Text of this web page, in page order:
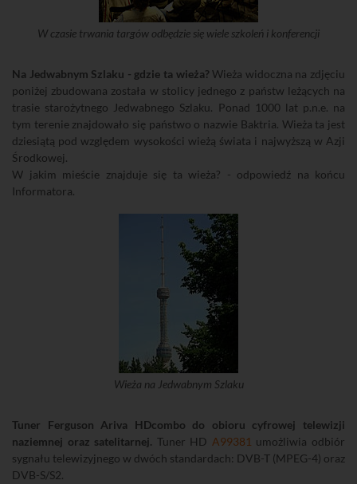
W czasie trwania targów odbędzie się wiele szkoleń i konferencji
Na Jedwabnym Szlaku - gdzie ta wieża? Wieża widoczna na zdjęciu
poniżej zbudowana została w stolicy jednego z państw leżących na
trasie starożytnego Jedwabnego Szlaku. Ponad 1000 lat p.n.e. na
tym terenie znajdowało się państwo o nazwie Baktria. Wieża ta jest
dziesiątą pod względem wysokości wieżą świata i najwyższą w Azji
Środkowej.
W jakim mieście znajduje się ta wieża? - odpowiedź na końcu
Informatora.
Wieża na Jedwabnym Szlaku
Tuner Ferguson Ariva HDcombo do obioru cyfrowej telewizji
naziemnej oraz satelitarnej. Tuner HD A99381 umożliwia odbiór
sygnału telewizyjnego w dwóch standardach: DVB-T (MPEG-4) oraz
DVB-S/S2.